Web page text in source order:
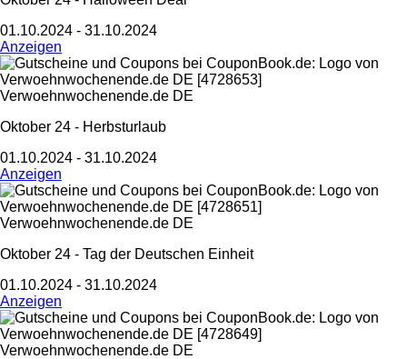
01.10.2024 - 31.10.2024
Anzeigen
Verwoehnwochenende.de DE
Oktober 24 - Herbsturlaub
01.10.2024 - 31.10.2024
Anzeigen
Verwoehnwochenende.de DE
Oktober 24 - Tag der Deutschen Einheit
01.10.2024 - 31.10.2024
Anzeigen
Verwoehnwochenende.de DE